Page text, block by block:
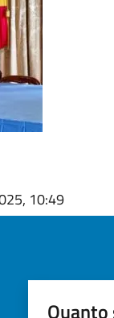
10:49